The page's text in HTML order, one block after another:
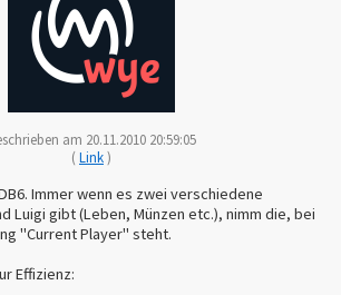
am 20.11.2010 20:59:05
(Link)
Immer wenn es zwei verschiedene
Luigi gibt (Leben, Münzen etc.), nimm die, bei
"Current Player" steht.
Effizienz: